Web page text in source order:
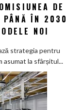
Peugeot
renunță
la
de
a
100%
electric
până
DE
PÂNĂ ÎN 2030
NOI
strategia pentru
asumat la sfârșitul...